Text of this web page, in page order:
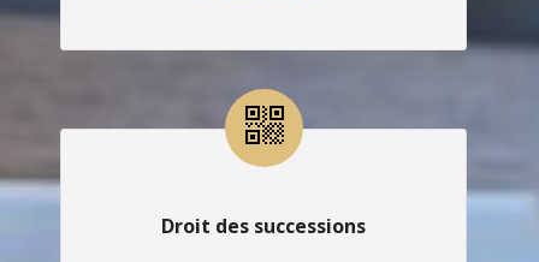
Droit des successions